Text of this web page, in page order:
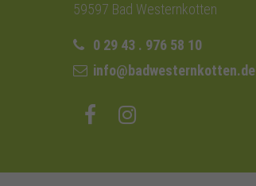
59597 Bad Westernkotten
0 29 43 . 976 58 10
info@badwesternkotten.de